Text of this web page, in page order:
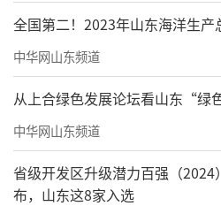
全国第二！2023年山东海洋生产
中华网山东频道
从上合绿色发展论坛看山东“绿
中华网山东频道
省级开发区升级潜力百强（2024
布，山东这8家入选